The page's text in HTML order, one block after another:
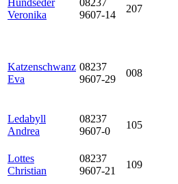
Hundseder
Veronika
08237
9607-14
207
Katzenschwanz
Eva
08237
9607-29
008
Ledabyll
Andrea
08237
9607-0
105
Lottes
Christian
08237
9607-21
109